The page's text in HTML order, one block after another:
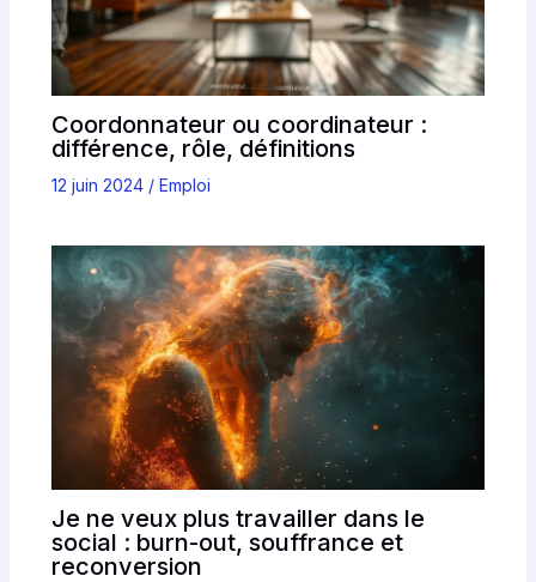
Coordonnateur ou coordinateur :
différence, rôle, définitions
12 juin 2024 / Emploi
Je ne veux plus travailler dans le
social : burn-out, souffrance et
reconversion